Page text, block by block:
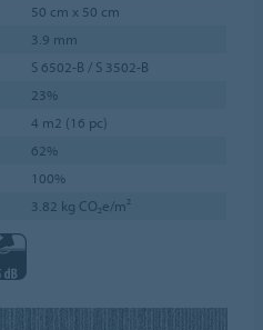
50 cm x 50 cm
3.9 mm
S 6502-B / S 3502-B
23%
4 m2 (16 pc)
62%
100%
3.82 kg CO₂e/m²